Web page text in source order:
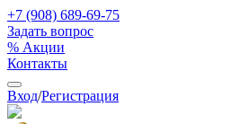
+7 (908) 689-69-75
Задать вопрос
% Акции
Контакты
Вход/Регистрация